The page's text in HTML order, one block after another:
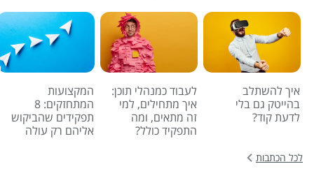
איך להשתלב
בהייטק גם בלי
לדעת קוד?
לעבוד כמנהלי תוכן:
איך מתחילים, למי
זה מתאים, ומה
התפקיד כולל?
המקצועות
המתחזקים: 8
תפקידים שהביקוש
אליהם רק עולה
לכל הכתבות